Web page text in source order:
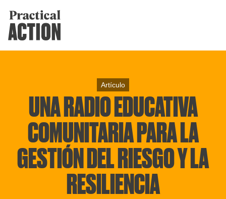
Artículo
UNA RADIO EDUCATIVA
COMUNITARIA PARA LA
GESTIÓN DEL RIESGO Y LA
RESILIENCIA